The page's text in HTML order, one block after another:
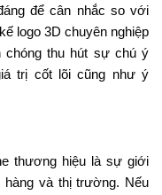
để cân nhắc so với
logo 3D chuyên nghiệp
chóng thu hút sự chú ý
trị cốt lõi cũng như ý
thương hiệu là sự giới
hàng và thị trường. Nếu